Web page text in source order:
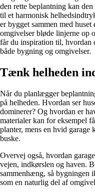
den rette beplantning kan
til et harmonisk
er bygget sammen med
omgivelser bløde linjerne op
får du inspiration til, hvordan
både bygning og omgivelser.
Tænk helheden
Når du planlægger
på helheden. Hvordan ser
dominerer? Og hvordan er
materialer kan for eksempel
planter, mens en hvid garage
buske.
Overvej også, hvordan
vejen, indkørslen og haven.
sammenhæng, så bygningen
som en naturlig del af